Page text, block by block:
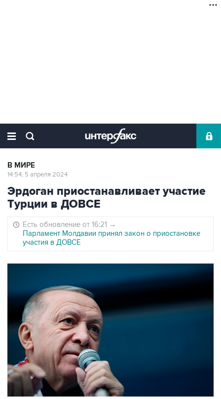
В МИРЕ
14:54, 5 апреля 2024
Эрдоган приостанавливает участие
Турции в ДОВСЕ
Есть обновление от 16:21 →
Парламент Молдавии принял закон о приостановке
участия в ДОВСЕ